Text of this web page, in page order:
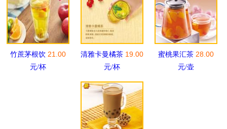
竹蔗茅根饮 21.00
元/杯
清雅卡曼橘茶 19.00
元/杯
蜜桃果汇茶 28.00
元/壶